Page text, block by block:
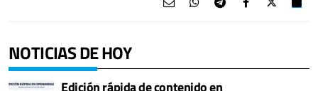
NOTICIAS DE HOY